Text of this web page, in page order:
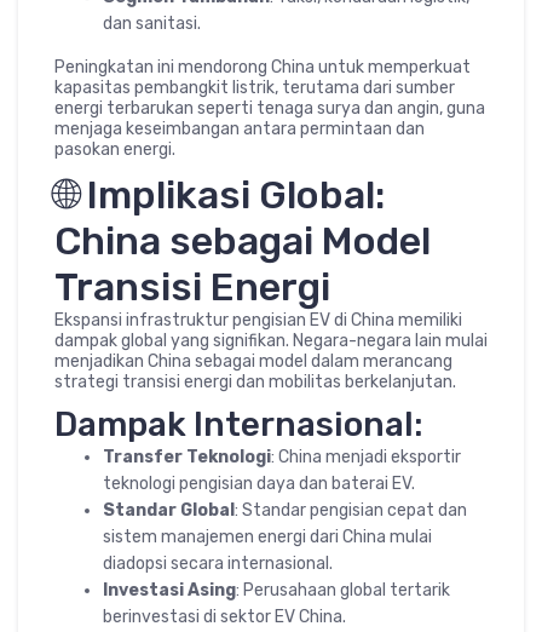
dan sanitasi.
Peningkatan ini mendorong China untuk memperkuat
kapasitas pembangkit listrik, terutama dari sumber
energi terbarukan seperti tenaga surya dan angin, guna
menjaga keseimbangan antara permintaan dan
pasokan energi.
🌐 Implikasi Global:
China sebagai Model
Transisi Energi
Ekspansi infrastruktur pengisian EV di China memiliki
dampak global yang signifikan. Negara-negara lain mulai
menjadikan China sebagai model dalam merancang
strategi transisi energi dan mobilitas berkelanjutan.
Dampak Internasional:
Transfer Teknologi: China menjadi eksportir
teknologi pengisian daya dan baterai EV.
Standar Global : Standar pengisian cepat dan
sistem manajemen energi dari China mulai
diadopsi secara internasional.
Investasi Asing: Perusahaan global tertarik
berinvestasi di sektor EV China.